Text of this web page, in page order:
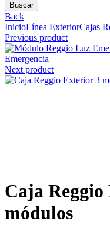
Buscar
Back
InicioLínea ExteriorCajas
Previous product
Emergencia
Next product
Caja
módulos